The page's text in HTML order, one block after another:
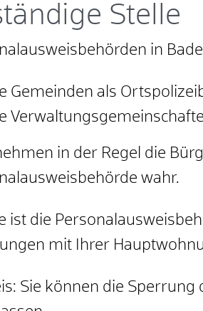
Stelle
in
Gemeinden als
in der Regel die
wahr.
ist die
mit Ihrer
Sie können die